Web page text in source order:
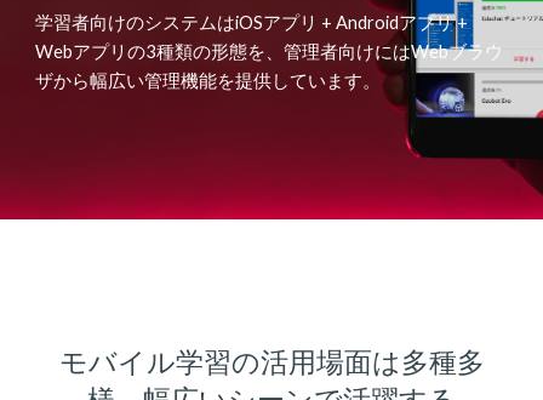
学習者向けのシステムはiOSアプリ + Androidアプリ +
Webアプリの3種類の形態を、管理者向けにはWebブラウ
ザから幅広い管理機能を提供しています。
モバイル学習の活用場面は多種多